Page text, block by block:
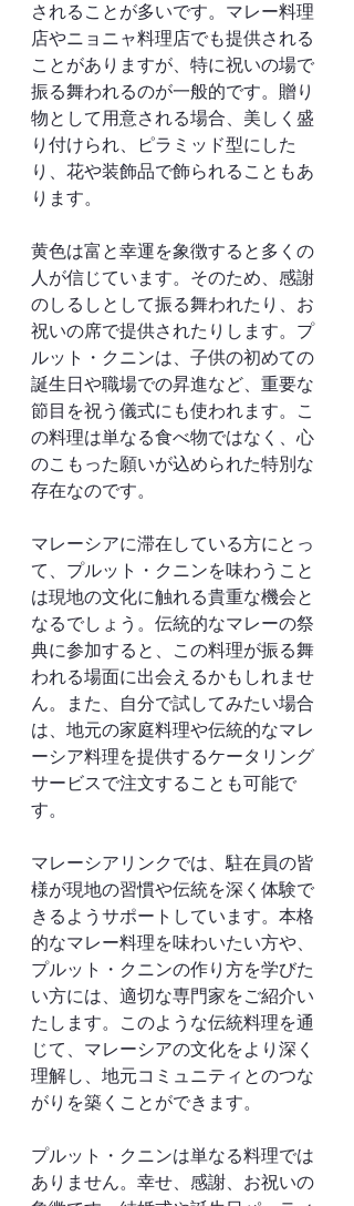
されることが多いです。マレー料理
店やニョニャ料理店でも提供される
ことがありますが、特に祝いの場で
振る舞われるのが一般的です。贈り
物として用意される場合、美しく盛
り付けられ、ピラミッド型にした
り、花や装飾品で飾られることもあ
ります。
黄色は富と幸運を象徴すると多くの
人が信じています。そのため、感謝
のしるしとして振る舞われたり、お
祝いの席で提供されたりします。プ
ルット・クニンは、子供の初めての
誕生日や職場での昇進など、重要な
節目を祝う儀式にも使われます。こ
の料理は単なる食べ物ではなく、心
のこもった願いが込められた特別な
存在なのです。
マレーシアに滞在している方にとっ
て、プルット・クニンを味わうこと
は現地の文化に触れる貴重な機会と
なるでしょう。伝統的なマレーの祭
典に参加すると、この料理が振る舞
われる場面に出会えるかもしれませ
ん。また、自分で試してみたい場合
は、地元の家庭料理や伝統的なマレ
ーシア料理を提供するケータリング
サービスで注文することも可能で
す。
マレーシアリンクでは、駐在員の皆
様が現地の習慣や伝統を深く体験で
きるようサポートしています。本格
的なマレー料理を味わいたい方や、
プルット・クニンの作り方を学びた
い方には、適切な専門家をご紹介い
たします。このような伝統料理を通
じて、マレーシアの文化をより深く
理解し、地元コミュニティとのつな
がりを築くことができます。
プルット・クニンは単なる料理では
ありません。幸せ、感謝、お祝いの